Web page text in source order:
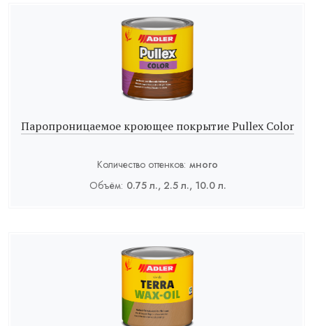
Паропроницаемое кроющее покрытие Pullex Color
Количество оттенков: много
Объём: 0.75 л., 2.5 л., 10.0 л.